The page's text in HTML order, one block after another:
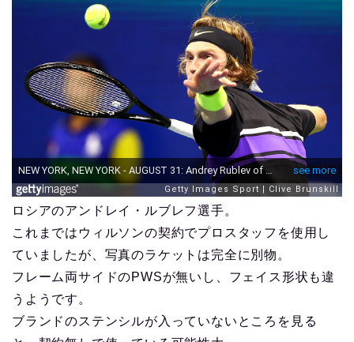
ロシアのアンドレイ・ルブレフ選手。
これまではウィルソンの契約でプロスタッフを使用し
ていましたが、写真のラケットは完全に別物。
フレーム両サイドのPWSが無いし、フェイス形状も違
うようです。
ブランドのステンシルが入っていないところを見る